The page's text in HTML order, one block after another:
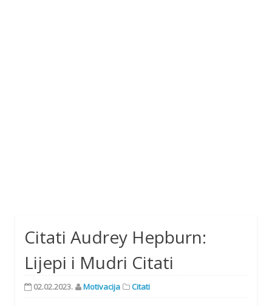
Citati Audrey Hepburn:
Lijepi i Mudri Citati
02.02.2023. Motivacija Citati